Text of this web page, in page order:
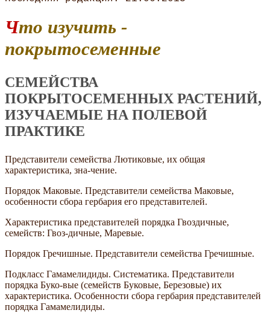
Что изучить -
покрытосеменные
СЕМЕЙСТВА
ПОКРЫТОСЕМЕННЫХ РАСТЕНИЙ,
ИЗУЧАЕМЫЕ НА ПОЛЕВОЙ
ПРАКТИКЕ
Представители семейства Лютиковые, их общая
характеристика, зна-чение.
Порядок Маковые. Представители семейства Маковые,
особенности сбора гербария его представителей.
Характеристика представителей порядка Гвоздичные,
семейств: Гвоз-дичные, Маревые.
Порядок Гречишные. Представители семейства Гречишные.
Подкласс Гамамелидиды. Систематика. Представители
порядка Буко-вые (семейств Буковые, Березовые) их
характеристика. Особенности сбора гербария представителей
порядка Гамамелидиды.